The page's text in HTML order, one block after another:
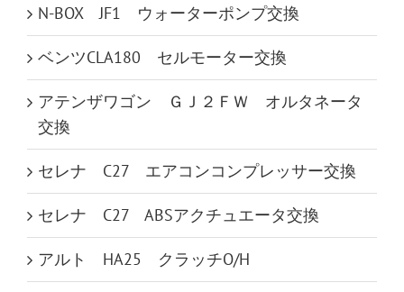
N-BOX JF1 ウォーターポンプ交換
ベンツCLA180 セルモーター交換
アテンザワゴン ＧＪ２ＦＷ オルタネータ
交換
セレナ C27 エアコンコンプレッサー交換
セレナ C27 ABSアクチュエータ交換
アルト HA25 クラッチO/H